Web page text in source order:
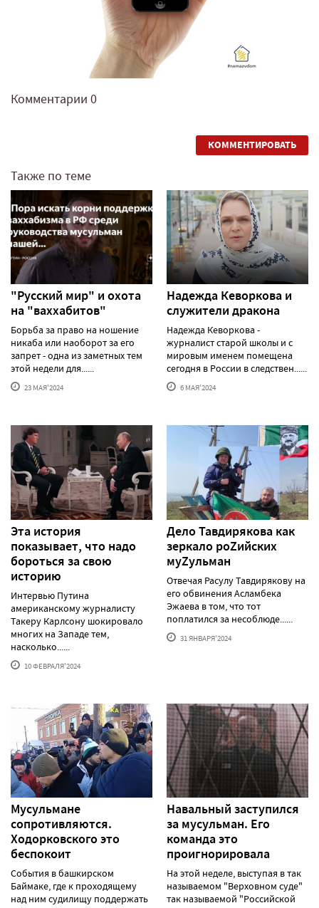
Комментарии 0
КОММЕНТИРОВАТЬ
Также по теме
"Русский мир" и охота
на "ваххабитов"
Борьба за право на ношение
никаба или наоборот за его
запрет - одна из заметных тем
этой недели для......
23 МАЯ'2024
Надежда Кеворкова и
служители дракона
Надежда Кеворкова -
журналист старой школы и с
мировым именем помещена
сегодня в России в следствен......
6 МАЯ'2024
Эта история
показывает, что надо
бороться за свою
историю
Интервью Путина
американскому журналисту
Такеру Карлсону шокировало
многих на Западе тем,
насколько......
10 ФЕВРАЛЯ'2024
Дело Тавдирякова как
зеркало роZийских
муZульман
Отвечая Расулу Тавдирякову на
его обвинения Асламбека
Эжаева в том, что тот
поплатился за несоблюде......
31 ЯНВАРЯ'2024
Мусульмане
сопротивляются.
Ходорковского это
беспокоит
События в башкирском
Баймаке, где к проходящему
над ним судилищу поддержать
Навальный заступился
за мусульман. Его
команда это
проигнорировала
На этой неделе, выступая в так
называемом "Верховном суде"
так называемой "Российской